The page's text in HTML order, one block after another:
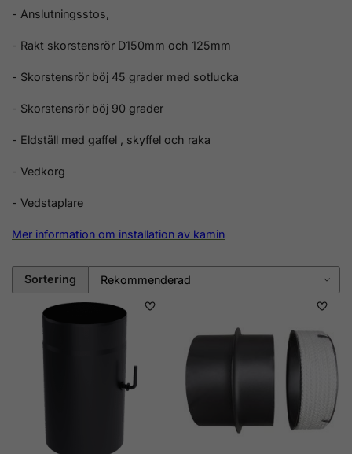
- Anslutningsstos,
- Rakt skorstensrör D150mm och 125mm
- Skorstensrör böj 45 grader med sotlucka
- Skorstensrör böj 90 grader
- Eldställ med gaffel , skyffel och raka
- Vedkorg
- Vedstaplare
Mer information om installation av kamin
Sortering